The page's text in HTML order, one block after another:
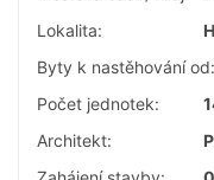
Lokalita:
Byty k nastěhování od:
Počet jednotek:
Architekt: